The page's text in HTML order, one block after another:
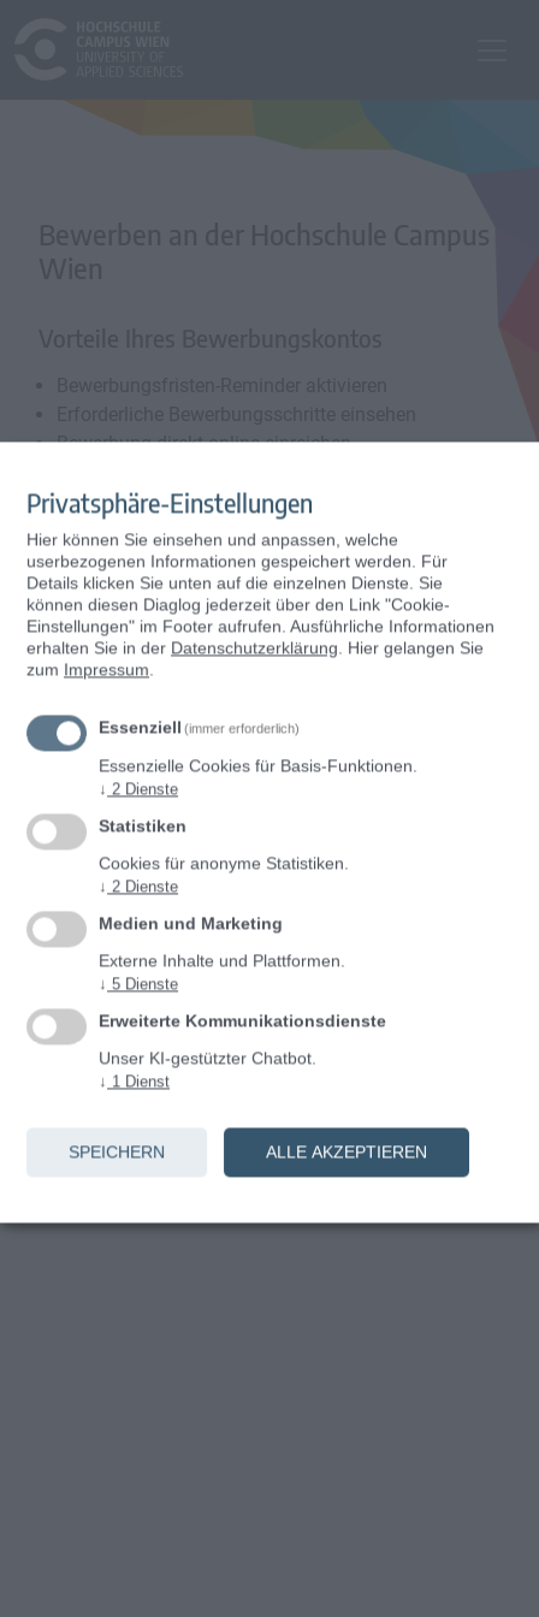
Bewerbung direkt online einreichen
Anmeldung Registrierung
Mit ID Austria anmelden
Anmeldung ohne ID Austria
Benutzer*innenname
Passwort
Passwort vergessen?
Privatsphäre-Einstellungen
Hier können Sie einsehen und anpassen, welche
userbezogenen Informationen gespeichert werden. Für
Details klicken Sie unten auf die einzelnen Dienste. Sie
können diesen Diaglog jederzeit über den Link "Cookie-
Einstellungen" im Footer aufrufen. Ausführliche Informationen
erhalten Sie in der Datenschutzerklärung. Hier gelangen Sie
zum Impressum.
Essenziell (immer erforderlich)
Essenzielle Cookies für Basis-Funktionen.
↓ 2 Dienste
Statistiken
Cookies für anonyme Statistiken.
↓ 2 Dienste
Medien und Marketing
Externe Inhalte und Plattformen.
↓ 5 Dienste
Erweiterte Kommunikationsdienste
Unser KI-gestützter Chatbot.
↓ 1 Dienst
SPEICHERN ALLE AKZEPTIEREN